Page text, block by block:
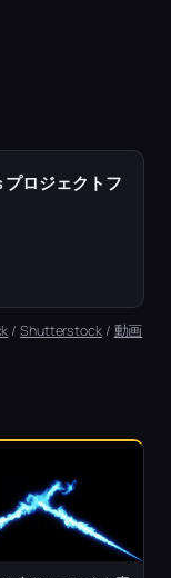
ロジェクトフ
/Shutterstock/ 動画